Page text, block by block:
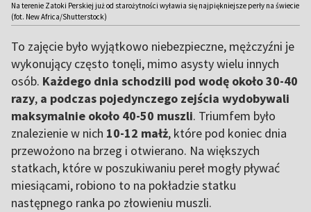
Na terenie Zatoki Perskiej już od starożytności wyławia się najpiękniejsze perły na świecie
(fot. New Africa/Shutterstock)
To zajęcie było wyjątkowo niebezpieczne, mężczyźni je
wykonujący często tonęli, mimo asysty wielu innych
osób. Każdego dnia schodzili pod wodę około 30-40
razy, a podczas pojedynczego zejścia wydobywali
maksymalnie około 40-50 muszli. Triumfem było
znalezienie w nich 10-12 małż, które pod koniec dnia
przewożono na brzeg i otwierano. Na większych
statkach, które w poszukiwaniu pereł mogły pływać
miesiącami, robiono to na pokładzie statku
następnego ranka po złowieniu muszli.